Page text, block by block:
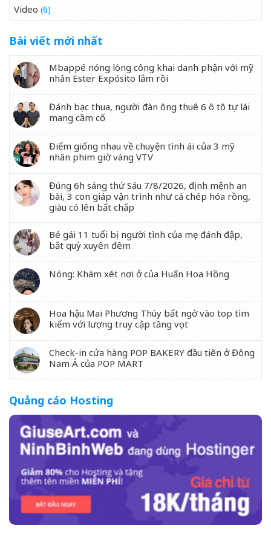
Video (6)
Bài viết mới nhất
Mbappé nóng lòng công khai danh phận với mỹ
nhân Ester Expósito lắm rồi
Đánh bạc thua, người đàn ông thuê 6 ô tô tự lái
mang cầm cố
Điểm giống nhau về chuyện tình ái của 3 mỹ
nhân phim giờ vàng VTV
Đúng 6h sáng thứ Sáu 7/8/2026, định mệnh an
bài, 3 con giáp vận trình như cá chép hóa rồng,
giàu có lên bất chấp
Bé gái 11 tuổi bị người tình của mẹ đánh đập,
bắt quỳ xuyên đêm
Nóng: Khám xét nơi ở của Huấn Hoa Hồng
Hoa hậu Mai Phương Thúy bất ngờ vào top tìm
kiếm với lượng truy cập tăng vọt
Check-in cửa hàng POP BAKERY đầu tiên ở Đông
Nam Á của POP MART
Quảng cáo Hosting